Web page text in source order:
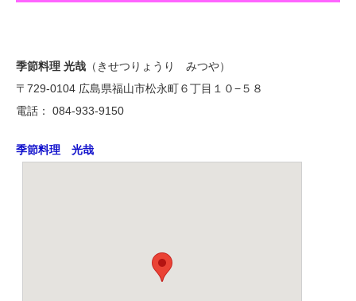
季節料理 光哉 （きせつりょうり みつや）
〒729-0104 広島県福山市松永町６丁目１０−５８
電話： 084-933-9150
季節料理 光哉